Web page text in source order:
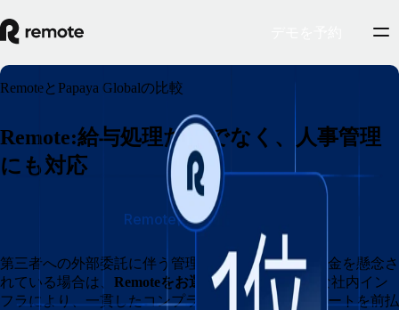
RemoteとPapaya Globalの比較
Remote:給与処理だけでなく、人事管理
にも対応
第三者への外部委託に伴う管理のしづらさや追加料金を懸念さ
れている場合は、 Remoteをお選びください。完全な社内イン
フラにより、一貫したコンプライアンスと専任サポートを前払
Remoteに切り替える